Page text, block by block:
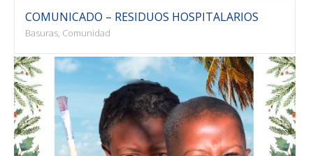
COMUNICADO – RESIDUOS HOSPITALARIOS
Basuras, Comunidad